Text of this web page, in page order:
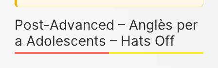
Post-Advanced – Anglès per
a Adolescents – Hats Off